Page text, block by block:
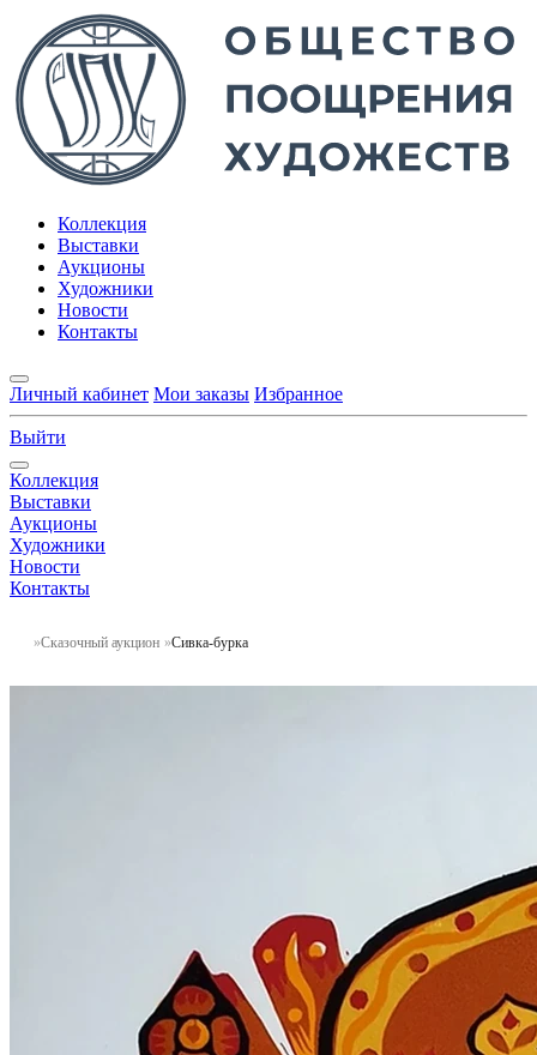
Коллекция
Выставки
Аукционы
Художники
Новости
Контакты
Личный кабинет Мои заказы Избранное
Выйти
Коллекция
Выставки
Аукционы
Художники
Новости
Контакты
Сказочный аукцион Сивка-бурка